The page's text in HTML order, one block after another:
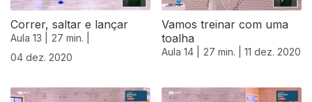
Correr, saltar e lançar
Aula 13 |
27 min. |
04 dez. 2020
Vamos treinar com uma
toalha
Aula 14 | 27 min. | 11 dez. 2020